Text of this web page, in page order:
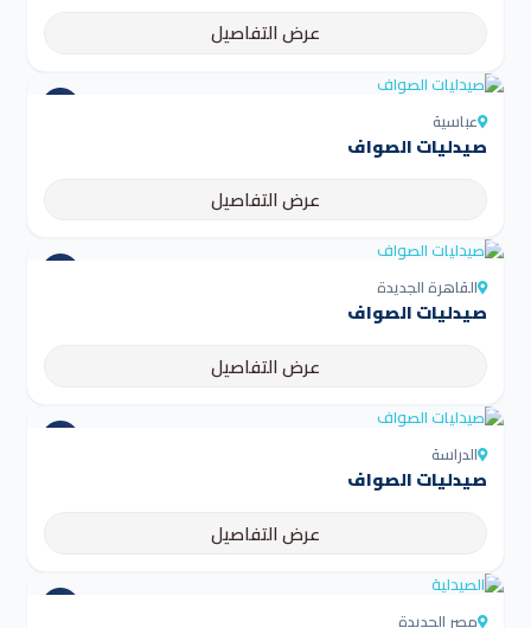
عرض التفاصيل
عباسية
صيدليات الصواف
عرض التفاصيل
القاهرة الجديدة
صيدليات الصواف
عرض التفاصيل
الدراسة
صيدليات الصواف
عرض التفاصيل
مصر الجديدة